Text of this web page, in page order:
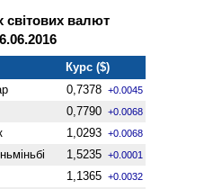
світових валют
Курс ($)
0,7378 +0.0045
0,7790 +0.0068
1,0293 +0.0068
1,5235 +0.0001
1,1365 +0.0032